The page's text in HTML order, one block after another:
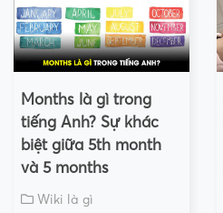
Months là gì trong
tiếng Anh? Sự khác
biệt giữa 5th month
và 5 months
Wiki là gì